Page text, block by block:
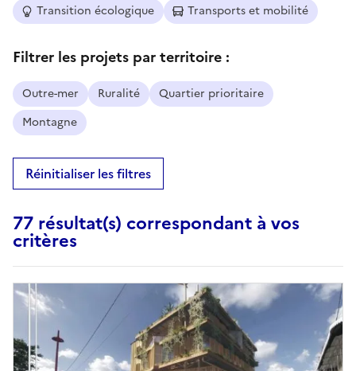
Transition écologique
Transports et mobilité
Filtrer les projets par territoire :
Outre-mer Ruralité
Quartier prioritaire
Montagne
Réinitialiser les filtres
77 résultat(s) correspondant à vos
critères